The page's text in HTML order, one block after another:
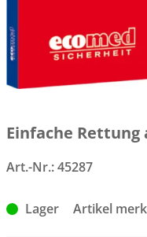
Einfache Rettung
Art.-Nr.:45287
Lager Artikel